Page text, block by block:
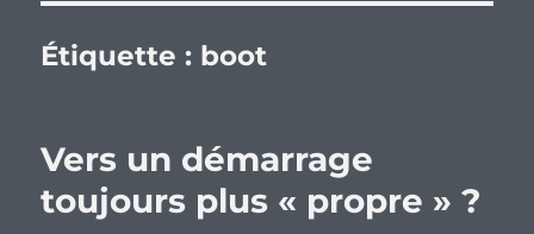
Étiquette : boot
Vers un démarrage
toujours plus « propre » ?